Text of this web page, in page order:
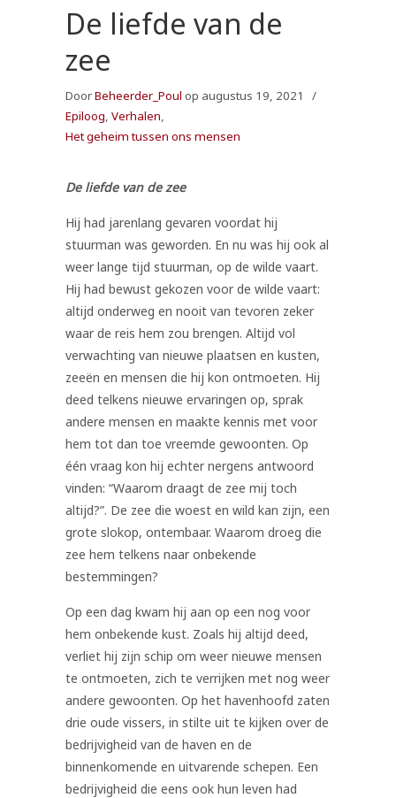
De liefde van de
zee
DoorBeheerder_Poul op augustus 19, 2021
/
Epiloog, Verhalen,
Het geheim tussen ons mensen
De liefde van de zee
Hij had jarenlang gevaren voordat hij
stuurman was geworden. En nu was hij ook al
weer lange tijd stuurman, op de wilde vaart.
Hij had bewust gekozen voor de wilde vaart:
altijd onderweg en nooit van tevoren zeker
waar de reis hem zou brengen. Altijd vol
verwachting van nieuwe plaatsen en kusten,
zeeën en mensen die hij kon ontmoeten. Hij
deed telkens nieuwe ervaringen op, sprak
andere mensen en maakte kennis met voor
hem tot dan toe vreemde gewoonten. Op
één vraag kon hij echter nergens antwoord
vinden: “Waarom draagt de zee mij toch
altijd?”. De zee die woest en wild kan zijn, een
grote slokop, ontembaar. Waarom droeg die
zee hem telkens naar onbekende
bestemmingen?
Op een dag kwam hij aan op een nog voor
hem onbekende kust. Zoals hij altijd deed,
verliet hij zijn schip om weer nieuwe mensen
te ontmoeten, zich te verrijken met nog weer
andere gewoonten. Op het havenhoofd zaten
drie oude vissers, in stilte uit te kijken over de
bedrijvigheid van de haven en de
binnenkomende en uitvarende schepen. Een
bedrijvigheid die eens ook hun leven had